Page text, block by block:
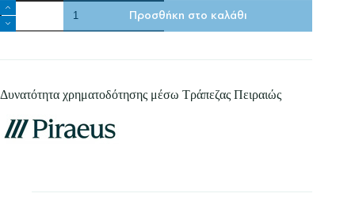
Τρακτέρ
Invictus
35
Γεωργικός
Προσθήκη στο καλάθι
Δυνατότητα χρηματοδότησης μέσω Τράπεζας Πειραιώς